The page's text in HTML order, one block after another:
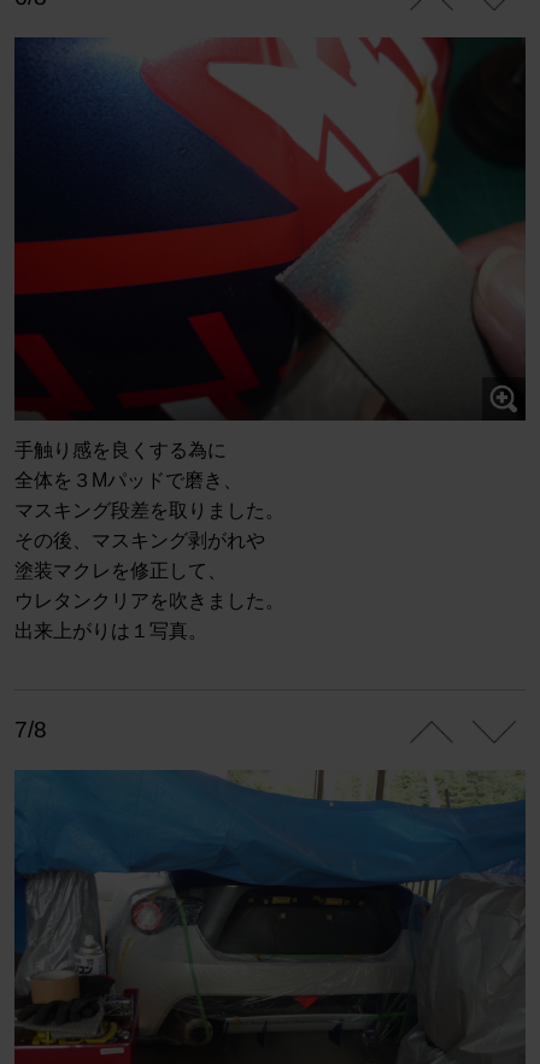
手触り感を良くする為に
全体を３Mパッドで磨き、
マスキング段差を取りました。
その後、マスキング剥がれや
塗装マクレを修正して、
ウレタンクリアを吹きました。
出来上がりは１写真。
7/8